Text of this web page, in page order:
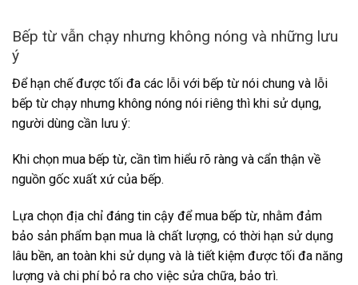
Bếp từ vẫn chạy nhưng không nóng và những lưu
ý
Để hạn chế được tối đa các lỗi với bếp từ nói chung và lỗi
bếp từ chạy nhưng không nóng nói riêng thì khi sử dụng,
người dùng cần lưu ý:
Khi chọn mua bếp từ, cần tìm hiểu rõ ràng và cẩn thận về
nguồn gốc xuất xứ của bếp.
Lựa chọn địa chỉ đáng tin cậy để mua bếp từ, nhằm đảm
bảo sản phẩm bạn mua là chất lượng, có thời hạn sử dụng
lâu bền, an toàn khi sử dụng và là tiết kiệm được tối đa năng
lượng và chi phí bỏ ra cho việc sửa chữa, bảo trì.